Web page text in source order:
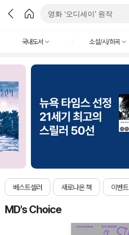
국내도서 소설/시/희곡
베스트셀러 새로나온 책 이벤트
MD's Choice